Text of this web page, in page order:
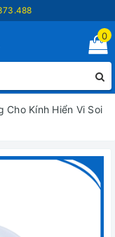
0
Cho Kính Hiển Vi Soi